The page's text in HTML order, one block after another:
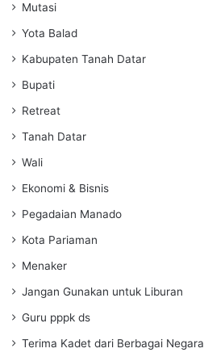
Mutasi
Yota Balad
Kabupaten Tanah Datar
Bupati
Retreat
Tanah Datar
Wali
Ekonomi & Bisnis
Pegadaian Manado
Kota Pariaman
Menaker
Jangan Gunakan untuk Liburan
Guru pppk ds
Terima Kadet dari Berbagai Negara